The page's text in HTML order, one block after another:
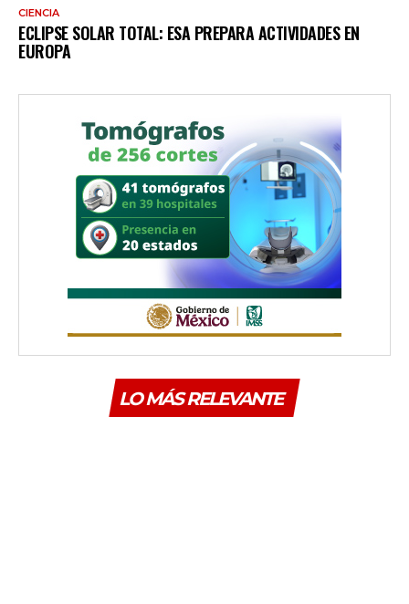
CIENCIA
ECLIPSE SOLAR TOTAL: ESA PREPARA ACTIVIDADES EN
EUROPA
LO MÁS RELEVANTE